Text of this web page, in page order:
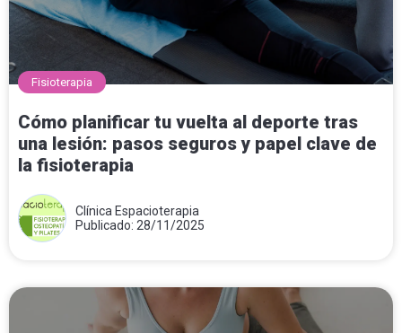
Fisioterapia
Cómo planificar tu vuelta al deporte tras
una lesión: pasos seguros y papel clave de
la fisioterapia
Clínica Espacioterapia
Publicado: 28/11/2025